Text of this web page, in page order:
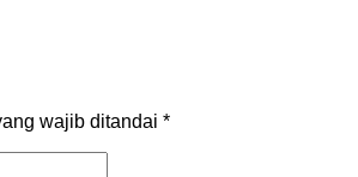
wajib ditandai *